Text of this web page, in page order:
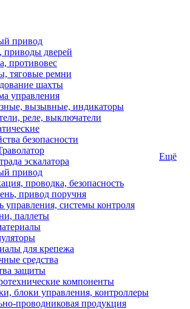
привод
приводы дверей
противовес
тяговые ремни
шахты
управления
вызывные, индикаторы
реле, выключатели
безопасности
эскалатора
привод
проводка, безопасность
привод поручня
управления, системы контроля
паллеты
для крепежа
средства
защиты
компоненты
блоки управления, контроллеры
проводниковая продукция
Ещё